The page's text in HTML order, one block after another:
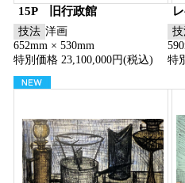
15P 旧行政館
技法 洋画
652mm × 530mm
特別価格 23,100,000円(税込)
特